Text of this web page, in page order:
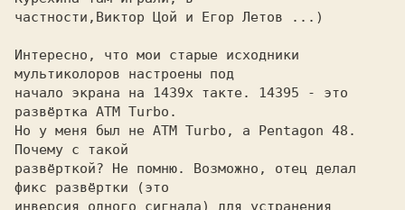
частности,
Интересно, что мои старые исходники
мультиколоров настроены под
начало экрана на 1439x такте. 14395 - это
развёртка ATM Turbo.
Но у меня был не ATM Turbo, а Pentagon 48.
Почему с такой
развёрткой? Не помню. Возможно, отец делал
фикс развёртки (это
инверсия одного сигнала) для устранения